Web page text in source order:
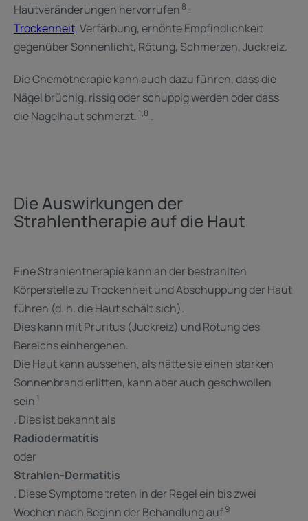
Hautveränderungen hervorrufen 8 :
Trockenheit,Verfärbung, erhöhte Empfindlichkeit
gegenüber Sonnenlicht, Rötung, Schmerzen, Juckreiz.
Die Chemotherapie kann auch dazu führen, dass die
Nägel brüchig, rissig oder schuppig werden oder dass
die Nagelhaut schmerzt. 1,8 .
Die Auswirkungen der
Strahlentherapie auf die Haut
Eine Strahlentherapie kann an der bestrahlten
Körperstelle zu Trockenheit und Abschuppung der Haut
führen (d. h. die Haut schält sich). ​
Dies kann mit Pruritus (Juckreiz) und Rötung des
Bereichs einhergehen.
Die Haut kann aussehen, als hätte sie einen starken
Sonnenbrand erlitten, kann aber auch geschwollen
sein 1
. Dies ist bekannt als
Radiodermatitis
oder
Strahlen-Dermatitis
. Diese Symptome treten in der Regel ein bis zwei
Wochen nach Beginn der Behandlung auf9